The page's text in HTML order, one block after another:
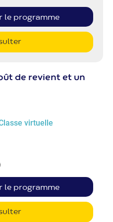
le programme
de revient et un
virtuelle
le programme